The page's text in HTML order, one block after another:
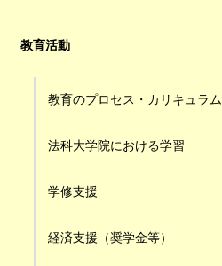
教育活動
教育のプロセス・カリキュラム
法科大学院における学習
学修支援
経済支援（奨学金等）